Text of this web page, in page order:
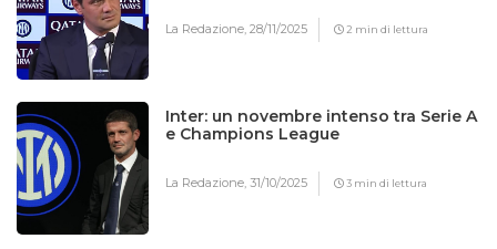
La Redazione,28/11/2025 2 min di lettura
Inter: un novembre intenso tra Serie A
e Champions League
La Redazione,31/10/2025 3 min di lettura